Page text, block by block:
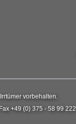
vorbehalten.
+49 (0) 375 - 58 99 222